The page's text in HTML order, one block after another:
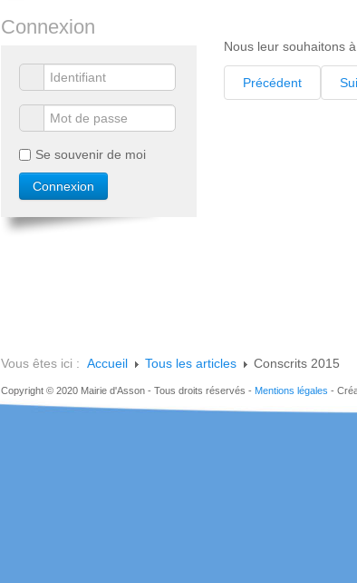
Nous leur souhaitons
Précédent
Connexion
Se souvenir de moi
Vous êtes ici : Accueil Tous les articles Conscrits 2015
Copyright © 2020 Mairie d'Asson - Tous droits réservés - Mentions légales -